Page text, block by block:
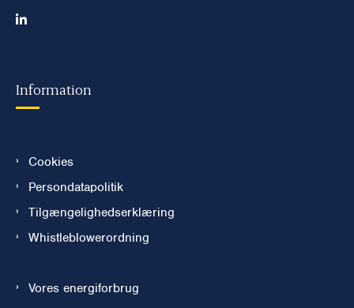
Information
Cookies
Persondatapolitik
Tilgængelighedserklæring
Whistleblowerordning
Vores energiforbrug